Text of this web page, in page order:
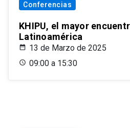
Conferencias
KHIPU, el mayor
Latinoamérica
13 de Marzo de 2025
09:00 a 15:30